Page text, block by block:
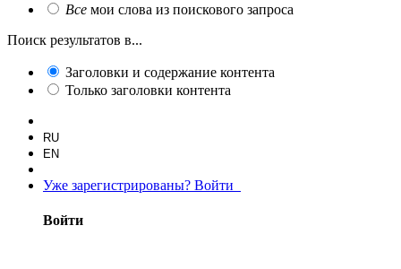
Все мои слова из поискового запроса
Поиск результатов в...
Заголовки и содержание контента
Только заголовки контента
RU
EN
Уже зарегистрированы? Войти
Войти